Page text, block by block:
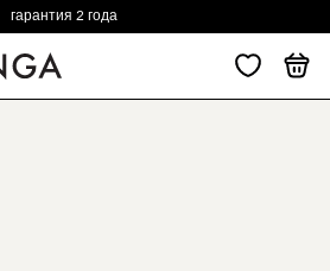
гарантия 2 года